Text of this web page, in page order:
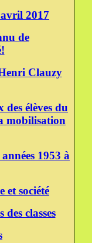
2017
de
Clauzy
élèves du
mobilisation
1953 à
et société
classes